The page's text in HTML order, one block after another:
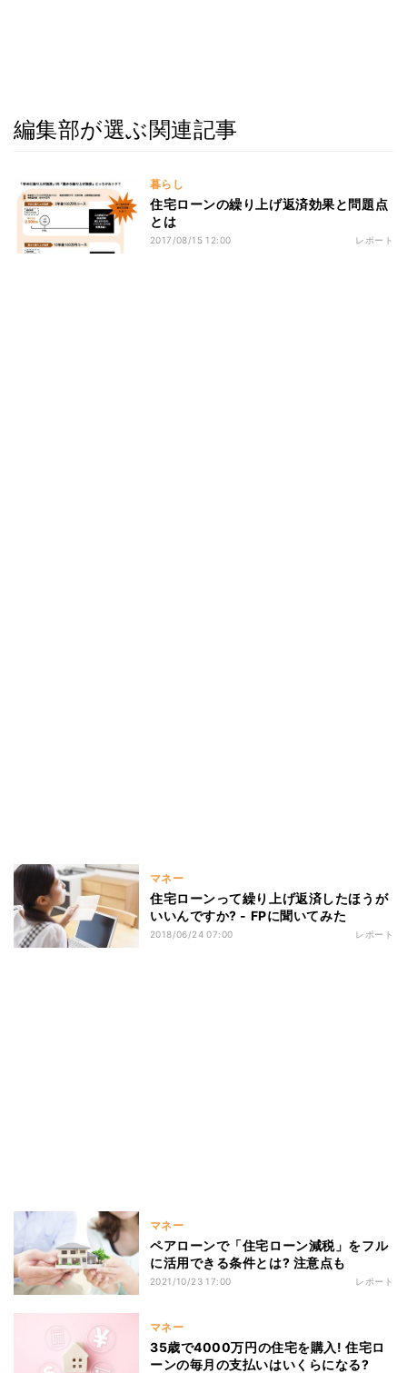
編集部が選ぶ関連記事
暮らし
住宅ローンの繰り上げ返済効果と問題点
とは
2017/08/15 12:00 レポート
マネー
住宅ローンって繰り上げ返済したほうが
いいんですか? - FPに聞いてみた
2018/06/24 07:00 レポート
マネー
ペアローンで「住宅ローン減税」をフル
に活用できる条件とは? 注意点も
2021/10/23 17:00 レポート
マネー
35歳で4000万円の住宅を購入! 住宅ロ
ーンの毎月の支払いはいくらになる?